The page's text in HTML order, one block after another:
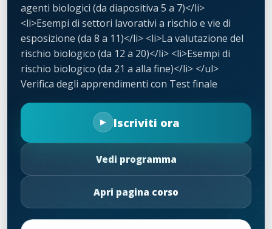
agenti biologici (da diapositiva 5 a 7)</li>
<li>Esempi di settori lavorativi a rischio e vie di
esposizione (da 8 a 11)</li> <li>La valutazione del
rischio biologico (da 12 a 20)</li> <li>Esempi di
rischio biologico (da 21 a alla fine)</li> </ul>
Verifica degli apprendimenti con Test finale
Iscriviti ora
Vedi programma
Apri pagina corso